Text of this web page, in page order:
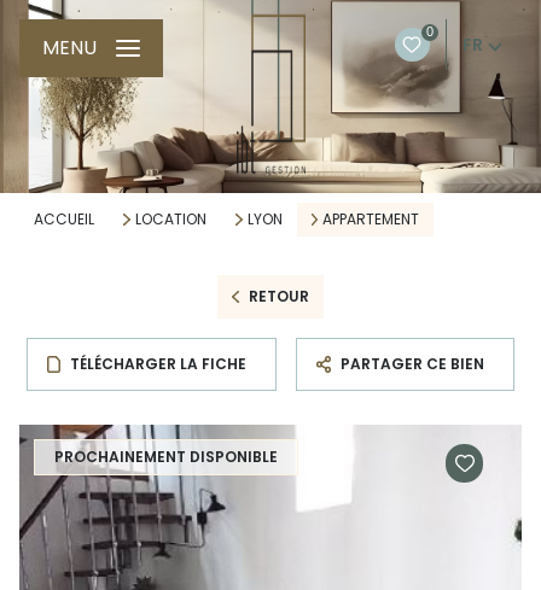
0
FR
MENU
ACCUEIL LOCATION LYON APPARTEMENT
RETOUR
TÉLÉCHARGER LA FICHE PARTAGER CE BIEN
PROCHAINEMENT DISPONIBLE